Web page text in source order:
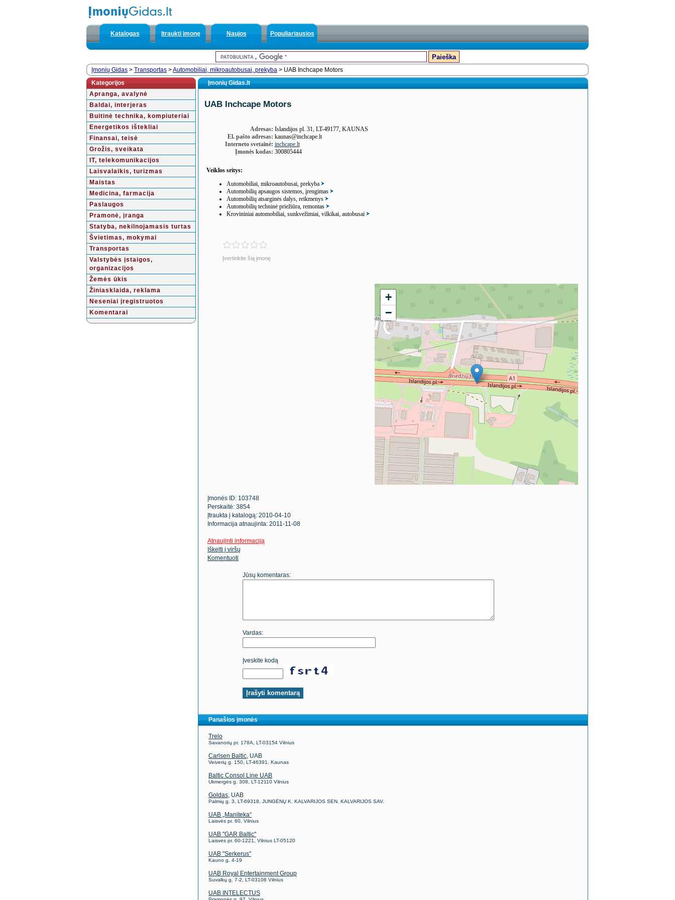
Katalogas Įtraukti įmonę Naujos Populiariausios
Įmonių Gidas > Transportas >Automobiliai, mikroautobusai, prekyba > UAB Inchcape Motors
Kategorijos
Apranga, avalynė
Baldai, interjeras
Buitinė technika, kompiuteriai
Energetikos ištekliai
Finansai, teisė
Grožis, sveikata
IT, telekomunikacijos
Laisvalaikis, turizmas
Maistas
Medicina, farmacija
Paslaugos
Pramonė, įranga
Statyba, nekilnojamasis turtas
Švietimas, mokymai
Transportas
Valstybės įstaigos,
organizacijos
Žemės ūkis
Žiniasklaida, reklama
Neseniai įregistruotos
Komentarai
Įmonių Gidas.lt
UAB Inchcape Motors
Adresas: Islandijos pl. 31, LT-49177, KAUNAS
El. pašto adresas: kaunas@inchcape.lt
Interneto svetainė: inchcape.lt
Įmonės kodas: 300805444
Veiklos sritys:
Automobiliai, mikroautobusai, prekyba
Automobilių apsaugos sistemos, įrengimas
Automobilių atsarginės dalys, reikmenys
Automobilių techninė priežiūra, remontas
Krovininiai automobiliai, sunkvežimiai, vilkikai, autobusai
Įvertinkite šią įmonę
+
−
Įmonės ID: 103748
Perskaitė: 3854
Įtraukta į katalogą: 2010-04-10
Informacija atnaujinta: 2011-11-08
Atnaujinti informaciją
Iškelti į viršų
Komentuoti
Jūsų komentaras:
Vardas:
Įveskite kodą
Panašios įmonės
Trelo
Savanorių pr. 178A, LT-03154 Vilnius
Carlsen Baltic , UAB
Veiverių g. 150, LT-46391, Kaunas
Baltic Consol Line UAB
Ukmergės g. 308, LT-12110 Vilnius
Goldas , UAB
Palmių g. 3, LT-69318, JUNGĖNŲ K. KALVARIJOS SEN. KALVARIJOS SAV.
UAB „Maniteka“
Laisvės pr. 60, Vilnius
UAB "GAR Baltic"
Laisvės pr. 60-1221, Vilnius LT-05120
UAB "Serkerus"
Kauno g. 4-19
UAB Royal Entertainment Group
Suvalkų g. 7-2, LT-03106 Vilnius
UAB INTELECTUS